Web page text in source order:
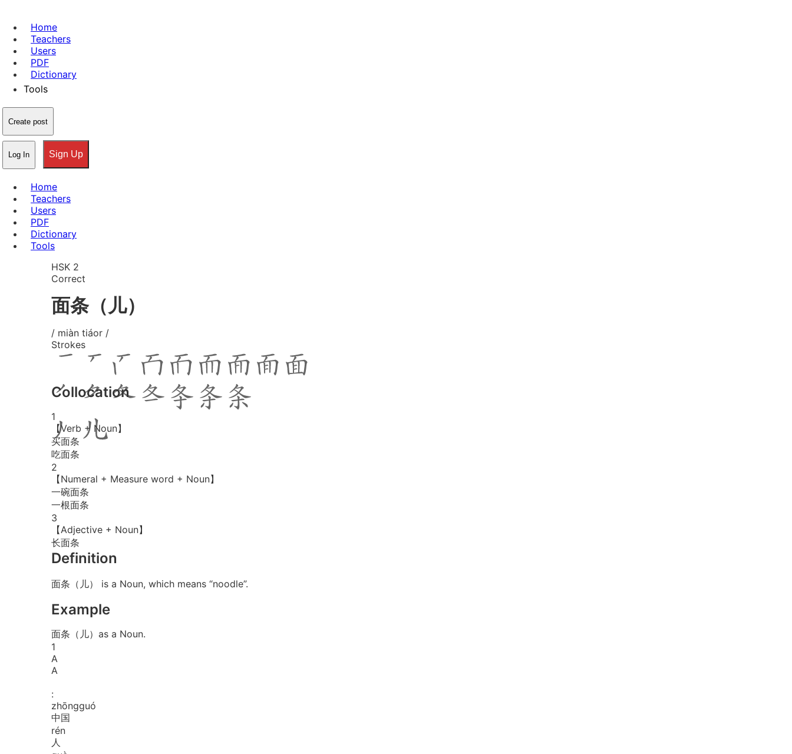
Home
Teachers
Users
PDF
Dictionary
Tools
Create post
Log In Sign Up
Home
Teachers
Users
PDF
Dictionary
Tools
HSK 2
Correct
面条（儿）
/ miàn tiáor /
Strokes
Collocation
1
【Verb + Noun】
买面条
吃面条
2
【Numeral + Measure word + Noun】
一碗面条
一根面条
3
【Adjective + Noun】
长面条
Definition
面条（儿） is a Noun, which means “noodle”.
Example
面条（儿）as a Noun.
1
A
A
:
zhōngguó
中国
rén
人